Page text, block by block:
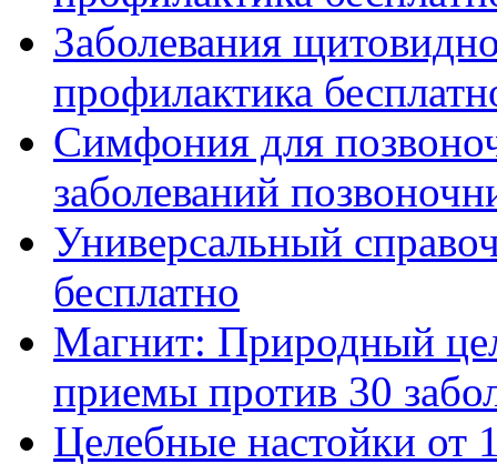
Заболевания
профилактика
Симфония для
заболеваний
Универсальный
бесплатно
Магнит: Природный
приемы против 30
Целебные настойки от